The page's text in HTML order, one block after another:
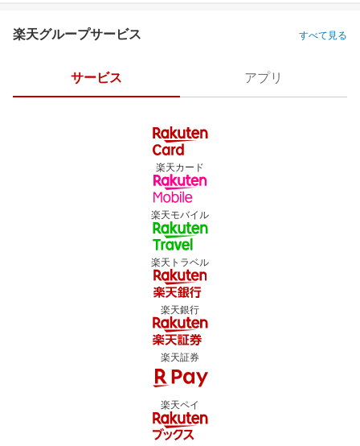
楽天グループサービス すべて見る
サービス アプリ
楽天カード
楽天モバイル
楽天トラベル
楽天銀行
楽天証券
楽天ペイ